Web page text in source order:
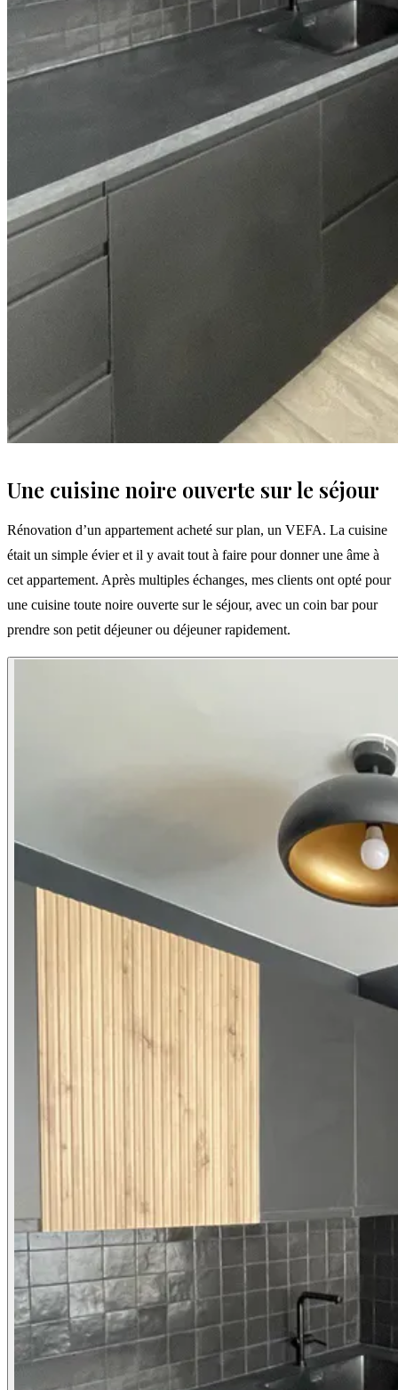
Une cuisine noire ouverte sur le séjour
Rénovation d’un appartement acheté sur plan, un VEFA. La cuisine
était un simple évier et il y avait tout à faire pour donner une âme à
cet appartement. Après multiples échanges, mes clients ont opté pour
une cuisine toute noire ouverte sur le séjour, avec un coin bar pour
prendre son petit déjeuner ou déjeuner rapidement.